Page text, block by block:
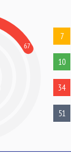
67
7
10
34
51